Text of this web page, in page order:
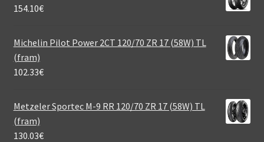
154.10€
Michelin Pilot Power 2CT 120/70 ZR 17 (58W) TL
(fram)
102.33€
Metzeler Sportec M-9 RR 120/70 ZR 17 (58W) TL
(fram)
130.03€